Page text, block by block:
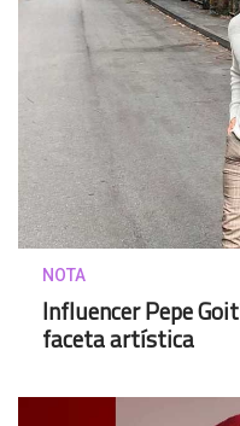
NOTA
Influencer Pepe
faceta artística